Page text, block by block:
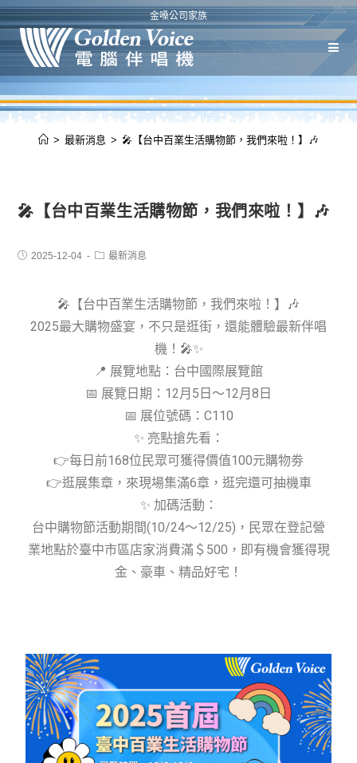
金嗓公司家族
> 最新消息 > 🎤【台中百業生活購物節，我們來啦！】🎶
🎤【台中百業生活購物節，我們來啦！】🎶
2025-12-04 最新消息
🎤【台中百業生活購物節，我們來啦！】🎶
2025最大購物盛宴，不只是逛街，還能體驗最新伴唱
機！🎤✨
📍 展覽地點：台中國際展覽館
📅 展覽日期：12月5日～12月8日
📅 展位號碼：C110
✨ 亮點搶先看：
👉每日前168位民眾可獲得價值100元購物劵
👉逛展集章，來現場集滿6章，逛完還可抽機車
✨ 加碼活動：
台中購物節活動期間(10/24～12/25)，民眾在登記營
業地點於臺中市區店家消費滿＄500，即有機會獲得現
金、豪車、精品好宅！